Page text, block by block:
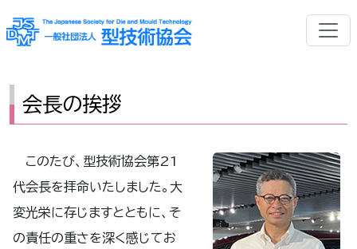
会長の挨拶
このたび、型技術協会第21
代会長を拝命いたしました。大
変光栄に存じますとともに、そ
の責任の重さを深く感じてお